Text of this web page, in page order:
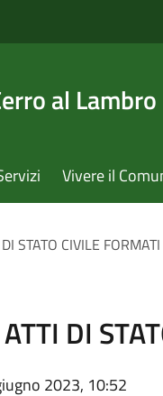
al Lambro
Vivere il
STATO CIVILE
DI
2023, 10:52